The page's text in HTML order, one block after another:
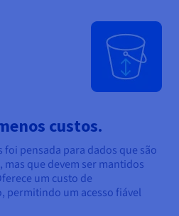
custos.
foi pensada para dados que são
que devem ser mantidos
um custo de
permitindo um acesso fiável